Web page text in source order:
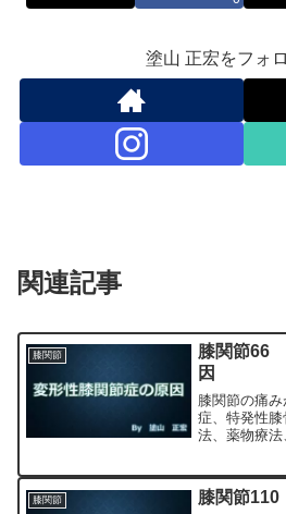
塗山 正宏をフォ
関連記事
膝関節
膝関節66
因
膝関節の痛
症、特発性
法、薬物療
専門医（人工
宏が色々と
膝関節 膝関節